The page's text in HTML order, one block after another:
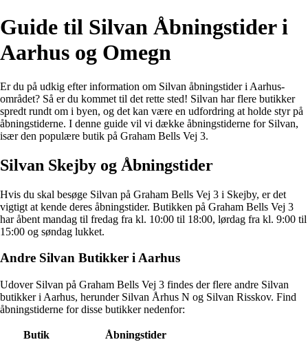
Guide til Silvan Åbningstider i
Aarhus og Omegn
Er du på udkig efter information om Silvan åbningstider i Aarhus-
området? Så er du kommet til det rette sted! Silvan har flere butikker
spredt rundt om i byen, og det kan være en udfordring at holde styr på
åbningstiderne. I denne guide vil vi dække åbningstiderne for Silvan,
især den populære butik på Graham Bells Vej 3.
Silvan Skejby og Åbningstider
Hvis du skal besøge Silvan på Graham Bells Vej 3 i Skejby, er det
vigtigt at kende deres åbningstider. Butikken på Graham Bells Vej 3
har åbent mandag til fredag fra kl. 10:00 til 18:00, lørdag fra kl. 9:00 til
15:00 og søndag lukket.
Andre Silvan Butikker i Aarhus
Udover Silvan på Graham Bells Vej 3 findes der flere andre Silvan
butikker i Aarhus, herunder Silvan Århus N og Silvan Risskov. Find
åbningstiderne for disse butikker nedenfor:
Butik Åbningstider